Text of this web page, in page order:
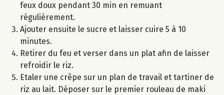
feux doux pendant 30 min en remuant
régulièrement.
Ajouter ensuite le sucre et laisser cuire 5 à 10
minutes.
Retirer du feu et verser dans un plat afin de laisser
refroidir le riz.
Etaler une crêpe sur un plan de travail et tartiner de
riz au lait. Déposer sur le premier rouleau de maki